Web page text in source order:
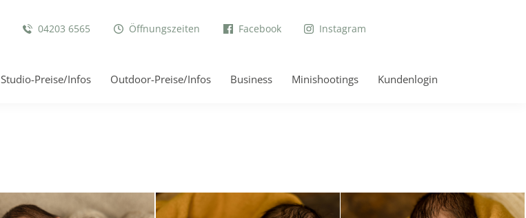
04203 6565 Öffnungszeiten Facebook Instagram
Studio-Preise/Infos Outdoor-Preise/Infos Business Minishootings Kundenlogin